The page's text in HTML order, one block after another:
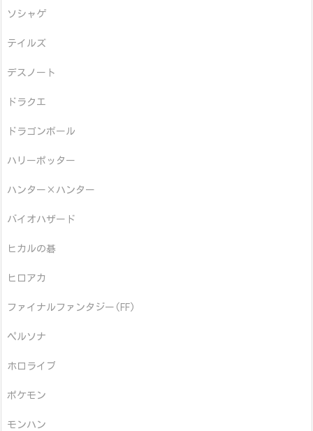
ソシャゲ
テイルズ
デスノート
ドラクエ
ドラゴンボール
ハリーポッター
ハンター×ハンター
バイオハザード
ヒカルの碁
ヒロアカ
ファイナルファンタジー(FF)
ペルソナ
ホロライブ
ポケモン
モンハン